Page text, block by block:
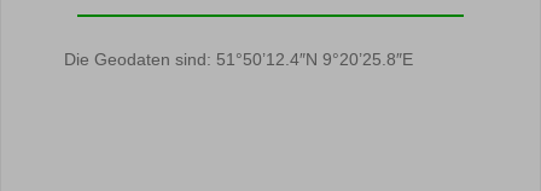
Die Geodaten sind: 51°50’12.4″N 9°20’25.8″E